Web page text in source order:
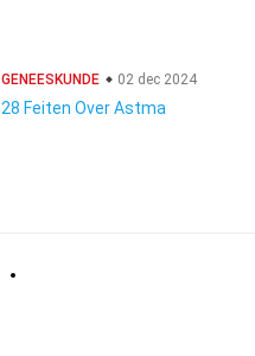
GENEESKUNDE 02 dec 2024
28 Feiten Over Astma